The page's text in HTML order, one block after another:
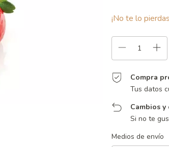
¡No te lo
Compra
Tus datos
Cambios
Si no te
Entregas para el CP:
Medios de envío